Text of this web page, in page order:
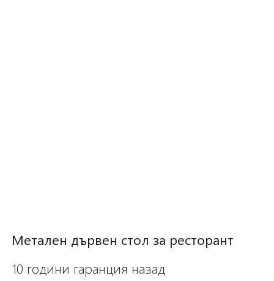
Метален дървен стол за ресторант
10 години гаранция назад